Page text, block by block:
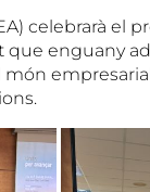
celebrarà el
enguany